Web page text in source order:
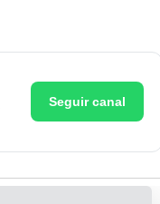
Seguir canal